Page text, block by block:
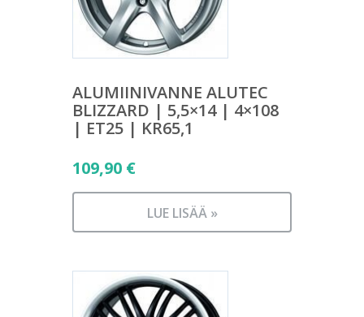
ALUMIINIVANNE ALUTEC
BLIZZARD | 5,5×14 | 4×108
| ET25 | KR65,1
109,90 €
LUE LISÄÄ »